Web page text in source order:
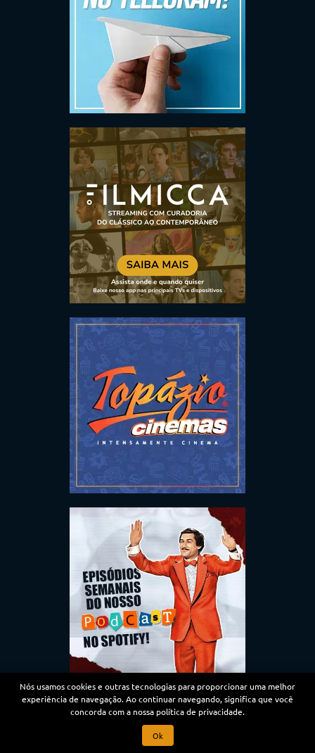
Nós usamos cookies e outras tecnologias para proporcionar uma melhor
experiência de navegação. Ao continuar navegando, significa que você
concorda com a nossa política de privacidade.
Ok